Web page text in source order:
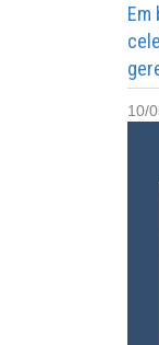
Em
10/